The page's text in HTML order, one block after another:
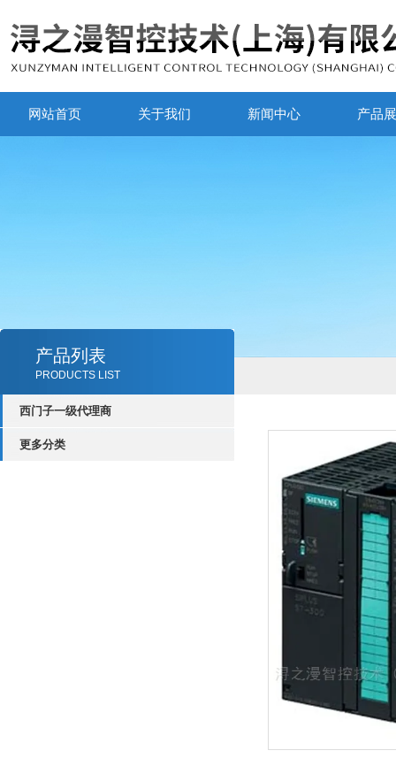
网站首页 关于我们 新闻中心 产品
产品列表
PRODUCTS LIST
西门子一级代理商
更多分类